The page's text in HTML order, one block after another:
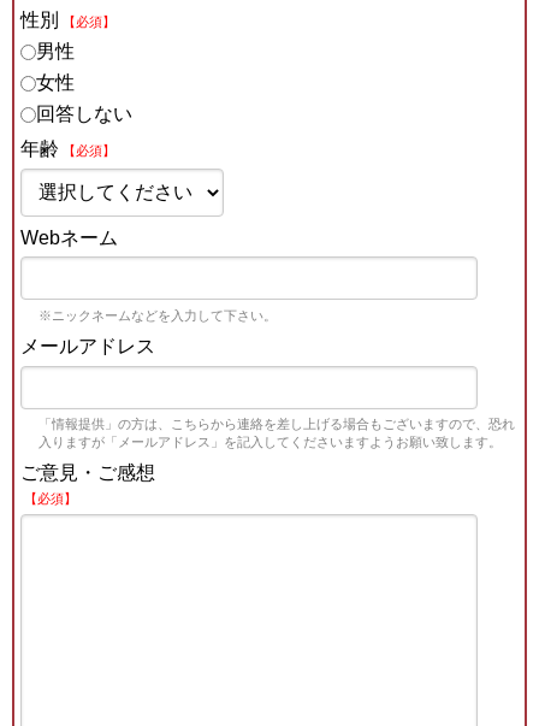
性別
【必須】
男性
女性
回答しない
年齢
【必須】
Webネーム
※ニックネームなどを入力して下さい。
メールアドレス
「情報提供」の方は、こちらから連絡を差し上げる場合もございますので、恐れ
入りますが「メールアドレス」を記入してくださいますようお願い致します。
ご意見・ご感想
【必須】